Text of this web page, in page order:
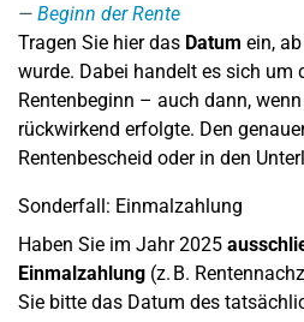
Beginn der Rente
Tragen Sie hier das Datum ein,
wurde. Dabei handelt es sich um
Rentenbeginn – auch dann,
rückwirkend erfolgte. Den
Rentenbescheid oder in den
Sonderfall: Einmalzahlung
Haben Sie im Jahr 2025
Einmalzahlung (z. B.
Sie bitte das Datum des